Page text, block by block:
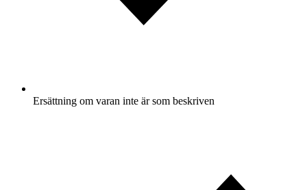
Ersättning om varan inte är som beskriven